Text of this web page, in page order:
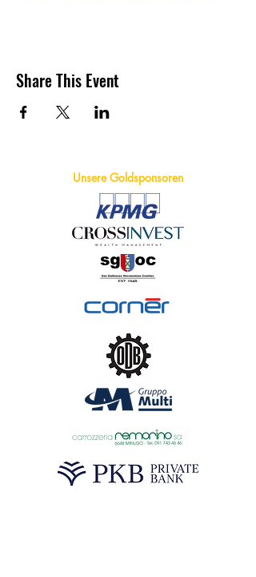
Share This Event
Unsere Goldsponsoren